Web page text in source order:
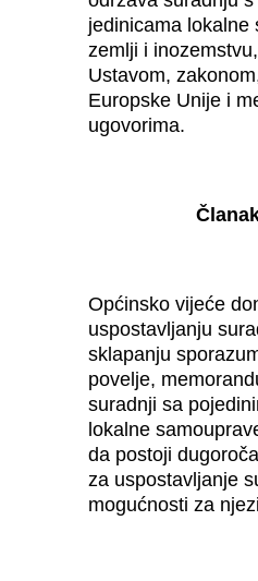
jedinicama lokalne
zemlji i
Ustavom,
Europske Unije i
ugovorima.
Općinsko vijeće
uspostavljanju
sklapanju
povelje,
suradnji sa
lokalne
da postoji
za uspostavljanje
mogućnosti za